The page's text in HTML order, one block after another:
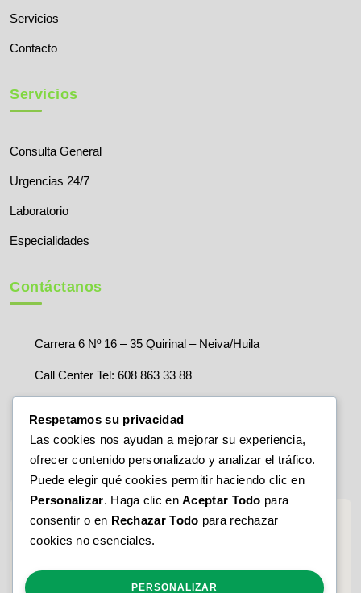
Servicios
Contacto
Servicios
Consulta General
Urgencias 24/7
Laboratorio
Especialidades
Contáctanos
Carrera 6 Nº 16 – 35 Quirinal – Neiva/Huila
Call Center Tel: 608 863 33 88
Respetamos su privacidad
Las cookies nos ayudan a mejorar su experiencia,
ofrecer contenido personalizado y analizar el tráfico.
Puede elegir qué cookies permitir haciendo clic en
Personalizar. Haga clic enAceptar Todo para
consentir o en Rechazar Todo para rechazar
cookies no esenciales.
PERSONALIZAR